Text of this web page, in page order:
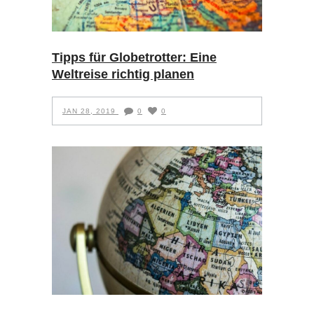
Tipps für Globetrotter: Eine
Weltreise richtig planen
JAN 28, 2019 0 0